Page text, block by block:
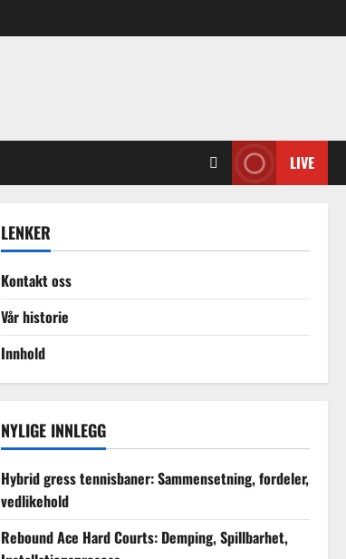
LIVE
LENKER
Kontakt oss
Vår historie
Innhold
NYLIGE INNLEGG
Hybrid gress tennisbaner: Sammensetning, fordeler,
vedlikehold
Rebound Ace Hard Courts: Demping, Spillbarhet,